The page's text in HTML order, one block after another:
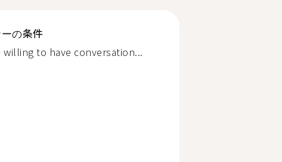
の条件
to have conversation...